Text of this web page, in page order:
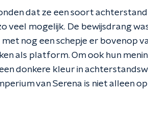
dat ze een soort
veel mogelijk. De bewijsdrang
nog een schepje er bovenop
als platform. Om ook hun
donkere kleur in
van Serena is niet alleen